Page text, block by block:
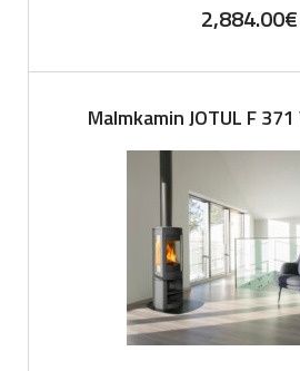
2,884.00€
Malmkamin JOTUL F 371